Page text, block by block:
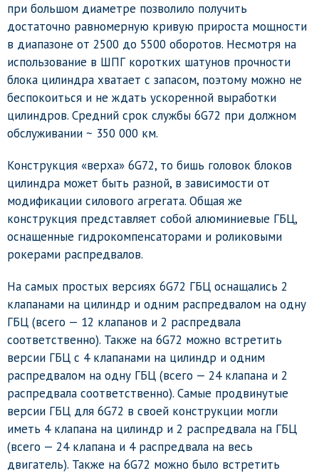
при большом диаметре позволило получить
достаточно равномерную кривую прироста мощности
в диапазоне от 2500 до 5500 оборотов. Несмотря на
использование в ШПГ коротких шатунов прочности
блока цилиндра хватает с запасом, поэтому можно не
беспокоиться и не ждать ускоренной выработки
цилиндров. Средний срок службы 6G72 при должном
обслуживании ~ 350 000 км.
Конструкция «верха» 6G72, то бишь головок блоков
цилиндра может быть разной, в зависимости от
модификации силового агрегата. Общая же
конструкция представляет собой алюминиевые ГБЦ,
оснащенные гидрокомпенсаторами и роликовыми
рокерами распредвалов.
На самых простых версиях 6G72 ГБЦ оснащались 2
клапанами на цилиндр и одним распредвалом на одну
ГБЦ (всего — 12 клапанов и 2 распредвала
соответственно). Также на 6G72 можно встретить
версии ГБЦ с 4 клапанами на цилиндр и одним
распредвалом на одну ГБЦ (всего — 24 клапана и 2
распредвала соответственно). Самые продвинутые
версии ГБЦ для 6G72 в своей конструкции могли
иметь 4 клапана на цилиндр и 2 распредвала на ГБЦ
(всего — 24 клапана и 4 распредвала на весь
двигатель). Также на 6G72 можно было встретить